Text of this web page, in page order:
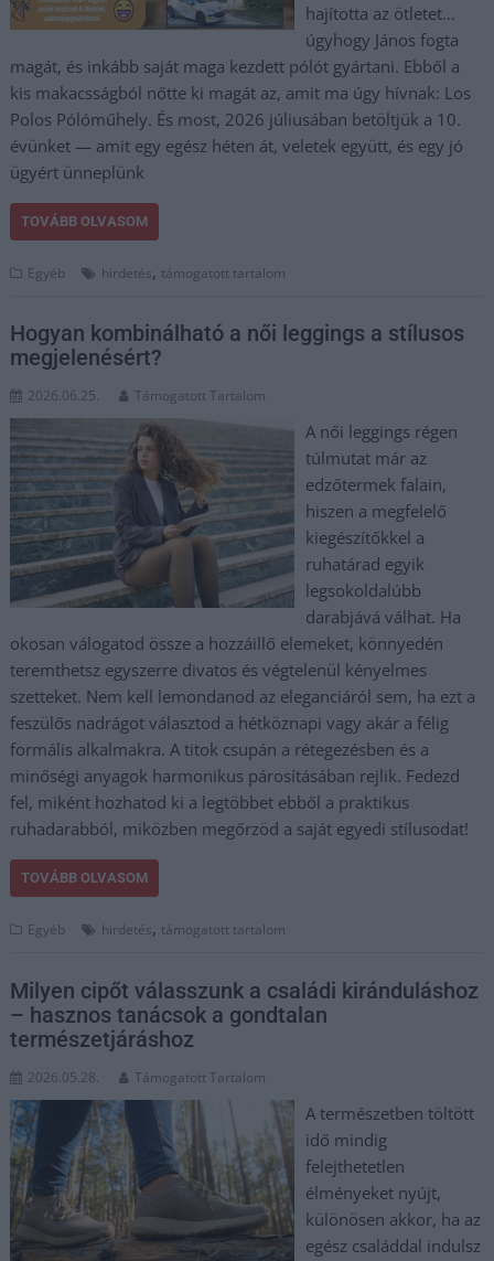
hajította az ötletet…
úgyhogy János fogta
magát, és inkább saját maga kezdett pólót gyártani. Ebből a
kis makacsságból nőtte ki magát az, amit ma úgy hívnak: Los
Polos Pólóműhely. És most, 2026 júliusában betöltjük a 10.
évünket — amit egy egész héten át, veletek együtt, és egy jó
ügyért ünneplünk
TOVÁBB OLVASOM
Egyéb hirdetés, támogatott tartalom
Hogyan kombinálható a női leggings a stílusos
megjelenésért?
2026.06.25. Támogatott Tartalom
A női leggings régen
túlmutat már az
edzőtermek falain,
hiszen a megfelelő
kiegészítőkkel a
ruhatárad egyik
legsokoldalúbb
darabjává válhat. Ha
okosan válogatod össze a hozzáillő elemeket, könnyedén
teremthetsz egyszerre divatos és végtelenül kényelmes
szetteket. Nem kell lemondanod az eleganciáról sem, ha ezt a
feszülős nadrágot választod a hétköznapi vagy akár a félig
formális alkalmakra. A titok csupán a rétegezésben és a
minőségi anyagok harmonikus párosításában rejlik. Fedezd
fel, miként hozhatod ki a legtöbbet ebből a praktikus
ruhadarabból, miközben megőrzöd a saját egyedi stílusodat!
TOVÁBB OLVASOM
Egyéb hirdetés, támogatott tartalom
Milyen cipőt válasszunk a családi kiránduláshoz
– hasznos tanácsok a gondtalan
természetjáráshoz
2026.05.28. Támogatott Tartalom
A természetben töltött
idő mindig
felejthetetlen
élményeket nyújt,
különösen akkor, ha az
egész családdal indulsz